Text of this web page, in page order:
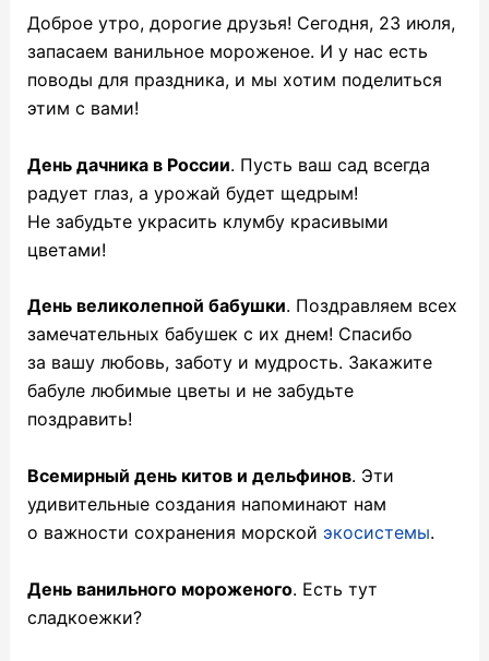
Доброе утро, дорогие друзья! Сегодня, 23 июля,
запасаем ванильное мороженое. И у нас есть
поводы для праздника, и мы хотим поделиться
этим с вами!
День дачника в России. Пусть ваш сад всегда
радует глаз, а урожай будет щедрым!
Не забудьте украсить клумбу красивыми
цветами!
День великолепной бабушки. Поздравляем всех
замечательных бабушек с их днем! Спасибо
за вашу любовь, заботу и мудрость. Закажите
бабуле любимые цветы и не забудьте
поздравить!
Всемирный день китов и дельфинов. Эти
удивительные создания напоминают нам
о важности сохранения морской экосистемы.
День ванильного мороженого. Есть тут
сладкоежки?